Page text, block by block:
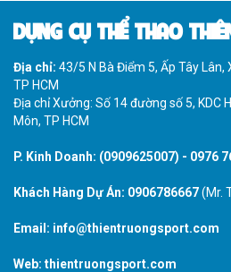
DỤNG CỤ THỂ THAO
Địa chỉ: 43/5 N Bà Điểm 5, Ấp Tây Lân,
TP HCM
Địa chỉ Xưởng: Số 14 đường số 5, KDC
Môn, TP HCM
P. Kinh Doanh: (0909625007) - 0976
Khách Hàng Dự Án: 0906786667(Mr.
Email: info@thientruongsport.com
Web: thientruongsport.com